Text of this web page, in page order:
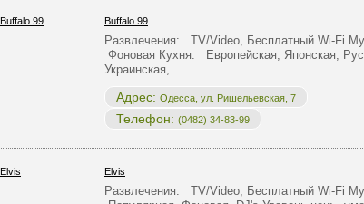
Buffalo 99
Развлечения: TV/Video, Бесплатный Wi-Fi
Фоновая Кухня: Европейская, Японская,
Украинская,…
Адрес: Одесса, ул. Ришельевская, 7
Телефон: (0482) 34-83-99
Elvis
Развлечения: TV/Video, Бесплатный Wi-Fi